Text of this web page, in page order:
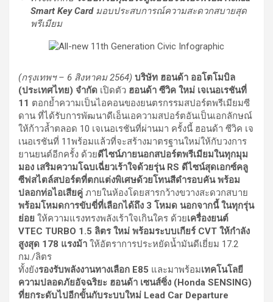
Smart Key Cardมอบประสบการณ์ความสะดวกสบายสุด
พรีเมียม
(กรุงเทพฯ – 6 สิงหาคม 2564) บริษัท ฮอนด้า ออโตโมบิล
(ประเทศไทย) จำกัด เปิดตัว ฮอนด้า ซีวิค ใหม่ เจเนอเรชันที่
11 ตอกย้ำความเป็นไอคอนของยนตรกรรมสปอร์ตพรีเมียมซี
ดาน ที่ได้รับการพัฒนาดีเอ็นเอความสปอร์ตอันเป็นเอกลักษณ์
ให้ก้าวล้ำตลอด 10 เจเนอเรชันที่ผ่านมา ครั้งนี้ ฮอนด้า ซีวิค เจ
เนอเรชันที่ 11พร้อมแล้วที่จะสร้างมาตรฐานใหม่ให้กับวงการ
ยานยนต์อีกครั้ง ด้วยดีไซน์ภายนอกสปอร์ตพรีเมียมในทุกมุม
มอง เสริมความโฉบเฉี่ยวเร้าใจด้วยรุ่น RS ดีไซน์สุดเอกซ์คลู
ซีฟสไตล์สปอร์ตที่ตกแต่งพิเศษด้วยโทนสีดำรอบคัน พร้อม
ปลอกท่อไอเสียคู่ ภายในห้องโดยสารกว้างขวางสะดวกสบาย
พร้อมโหมดการขับขี่ที่เลือกได้ถึง 3 โหมด นอกจากนี้ ในทุกรุ่น
ย่อย ให้ความแรงทรงพลังเร้าใจเกินใคร ด้วยเครื่องยนต์
VTEC TURBO 1.5 ลิตร ใหม่ พร้อมระบบเกียร์ CVT ให้กำลัง
สูงสุด 178 แรงม้า ให้อัตราการประหยัดน้ำมันดีเยี่ยม 17.2
กม./ลิตร
ทั้งยังรองรับพลังงานทางเลือก E85 และมาพร้อมเทคโนโลยี
ความปลอดภัยอัจฉริยะ ฮอนด้า เซนส์ซิ่ง (Honda SENSING)
ที่ยกระดับไปอีกขั้นกับระบบใหม่ Lead Car Departure